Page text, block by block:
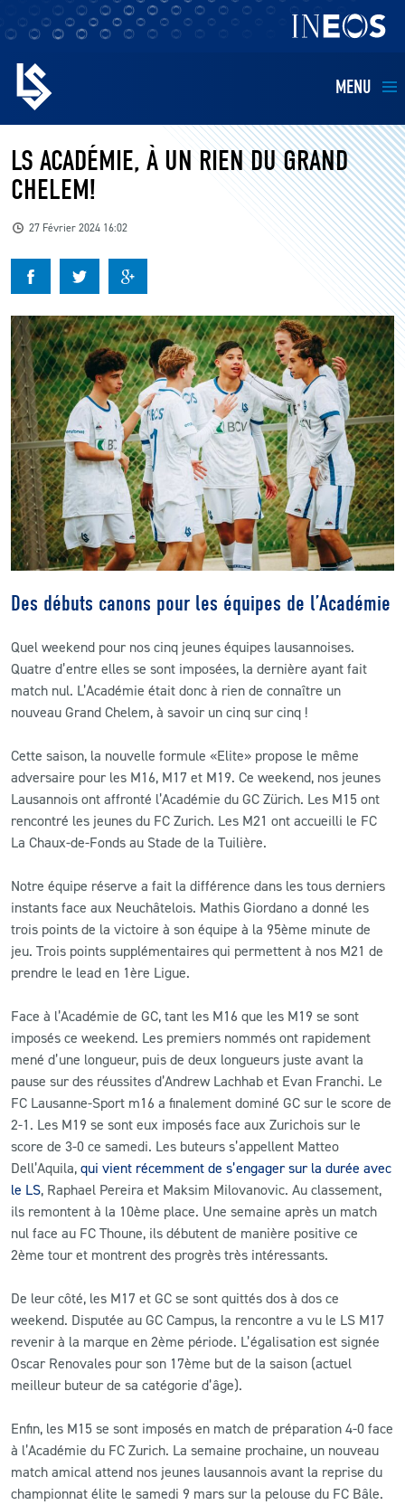
MENU
EQUIPES
BILLETTERIE
KIDS
BUSINESS
RESTAURATION
CLUB
CONTACT
ACTUALITÉS
LS ACADEMY CAMPS
MATCH DES CELEBRITES
LS ACADÉMIE, À UN RIEN DU GRAND
CHELEM!
27 Février 2024 16:02
Des débuts canons pour les équipes de l’Académie
Quel weekend pour nos cinq jeunes équipes lausannoises.
Quatre d’entre elles se sont imposées, la dernière ayant fait
match nul. L’Académie était donc à rien de connaître un
nouveau Grand Chelem, à savoir un cinq sur cinq !
Cette saison, la nouvelle formule «Elite» propose le même
adversaire pour les M16, M17 et M19. Ce weekend, nos jeunes
Lausannois ont affronté l’Académie du GC Zürich. Les M15 ont
rencontré les jeunes du FC Zurich. Les M21 ont accueilli le FC
La Chaux-de-Fonds au Stade de la Tuilière.
Notre équipe réserve a fait la différence dans les tous derniers
instants face aux Neuchâtelois. Mathis Giordano a donné les
trois points de la victoire à son équipe à la 95ème minute de
jeu. Trois points supplémentaires qui permettent à nos M21 de
prendre le lead en 1ère Ligue.
Face à l’Académie de GC, tant les M16 que les M19 se sont
imposés ce weekend. Les premiers nommés ont rapidement
mené d’une longueur, puis de deux longueurs juste avant la
pause sur des réussites d’Andrew Lachhab et Evan Franchi. Le
FC Lausanne-Sport m16 a finalement dominé GC sur le score de
2-1. Les M19 se sont eux imposés face aux Zurichois sur le
score de 3-0 ce samedi. Les buteurs s’appellent Matteo
Dell’Aquila, qui vient récemment de s’engager sur la durée avec
le LS, Raphael Pereira et Maksim Milovanovic. Au classement,
ils remontent à la 10ème place. Une semaine après un match
nul face au FC Thoune, ils débutent de manière positive ce
2ème tour et montrent des progrès très intéressants.
De leur côté, les M17 et GC se sont quittés dos à dos ce
weekend. Disputée au GC Campus, la rencontre a vu le LS M17
revenir à la marque en 2ème période. L’égalisation est signée
Oscar Renovales pour son 17ème but de la saison (actuel
meilleur buteur de sa catégorie d’âge).
Enfin, les M15 se sont imposés en match de préparation 4-0 face
à l’Académie du FC Zurich. La semaine prochaine, un nouveau
match amical attend nos jeunes lausannois avant la reprise du
championnat élite le samedi 9 mars sur la pelouse du FC Bâle.